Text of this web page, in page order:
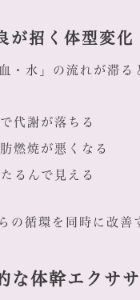
が招く体型変化
・水」の流れが滞る
代謝が落ちる
燃焼が悪くなる
るんで見える
の循環を同時に改善
な体幹エクサ